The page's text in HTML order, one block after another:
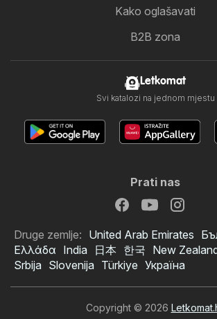
Kako oglašavati
B2B zona
Letkomat
Svi katalozi na jednom mjestu
Prati nas
Druge zemlje: United Arab Emirates
Ελλάδα India 日本 한국 New
Srbija Slovenija Türkiye Україна
Copyright © 2026